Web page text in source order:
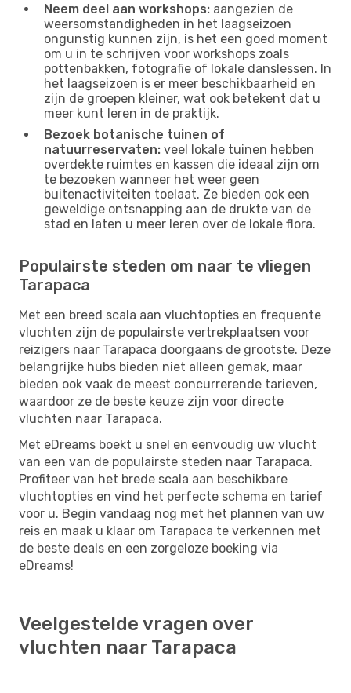
Neem deel aan workshops: aangezien de
weersomstandigheden in het laagseizoen
ongunstig kunnen zijn, is het een goed moment
om u in te schrijven voor workshops zoals
pottenbakken, fotografie of lokale danslessen. In
het laagseizoen is er meer beschikbaarheid en
zijn de groepen kleiner, wat ook betekent dat u
meer kunt leren in de praktijk.
Bezoek botanische tuinen of
natuurreservaten: veel lokale tuinen hebben
overdekte ruimtes en kassen die ideaal zijn om
te bezoeken wanneer het weer geen
buitenactiviteiten toelaat. Ze bieden ook een
geweldige ontsnapping aan de drukte van de
stad en laten u meer leren over de lokale flora.
Populairste steden om naar te vliegen
Tarapaca
Met een breed scala aan vluchtopties en frequente
vluchten zijn de populairste vertrekplaatsen voor
reizigers naar Tarapaca doorgaans de grootste. Deze
belangrijke hubs bieden niet alleen gemak, maar
bieden ook vaak de meest concurrerende tarieven,
waardoor ze de beste keuze zijn voor directe
vluchten naar Tarapaca.
Met eDreams boekt u snel en eenvoudig uw vlucht
van een van de populairste steden naar Tarapaca.
Profiteer van het brede scala aan beschikbare
vluchtopties en vind het perfecte schema en tarief
voor u. Begin vandaag nog met het plannen van uw
reis en maak u klaar om Tarapaca te verkennen met
de beste deals en een zorgeloze boeking via
eDreams!
Veelgestelde vragen over
vluchten naar Tarapaca